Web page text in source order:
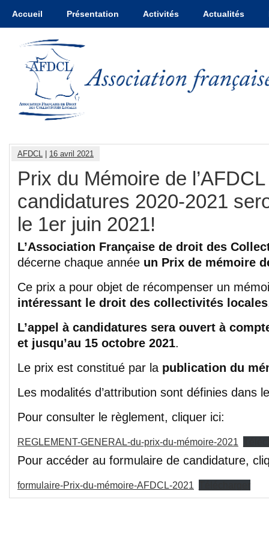
Accueil Présentation Activités Actualités
AFDCL 16 avril 2021
Prix du Mémoire de
candidatures 2020-2021
le 1er juin 2021!
L’Association Française de droit des
décerne chaque année un Prix de mémoire
Ce prix a pour objet de récompenser un
intéressant le droit des collectivités locales
L’appel à candidatures sera ouvert à
et jusqu’au 15 octobre 2021.
Le prix est constitué par la publication du
Les modalités d’attribution sont définies dans
Pour consulter le règlement, cliquer ici:
REGLEMENT-GENERAL-du-prix-du-mémoire-2021
Pour accéder au formulaire de candidature,
formulaire-Prix-du-mémoire-AFDCL-2021